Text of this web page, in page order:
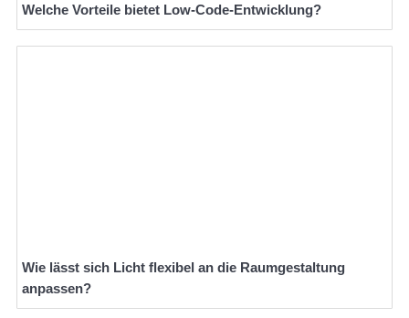
Welche Vorteile bietet Low-Code-Entwicklung?
Wie lässt sich Licht flexibel an die Raumgestaltung
anpassen?